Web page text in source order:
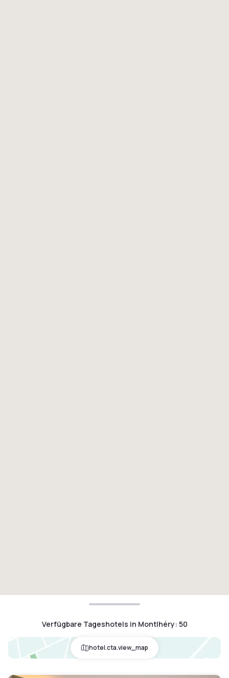
Verfügbare Tageshotels in Montlhéry: 50
hotel.cta.view_map